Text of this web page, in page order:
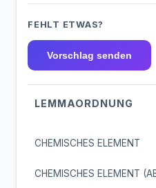
FEHLT ETWAS?
Vorschlag senden
LEMMAORDNUNG
CHEMISCHES ELEMENT
CHEMISCHES ELEMENT